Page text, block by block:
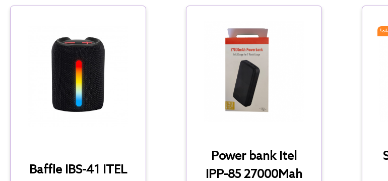
Power bank Itel
IPP-85 27000Mah
Baffle IBS-41 ITEL